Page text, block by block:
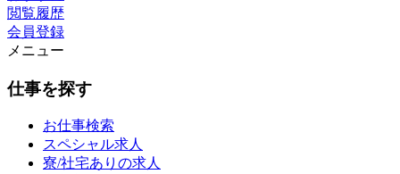
閲覧履歴
会員登録
メニュー
仕事を探す
お仕事検索
スペシャル求人
寮/社宅ありの求人